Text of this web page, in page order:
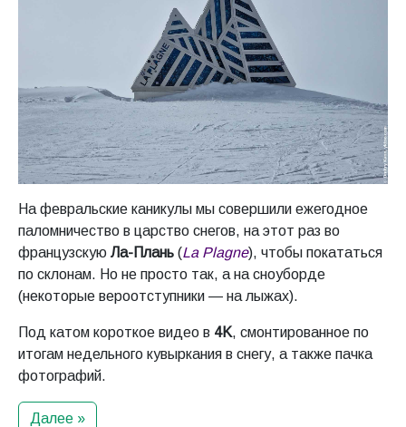
На февральские каникулы мы совершили ежегодное
паломничество в царство снегов, на этот раз во
французскую Ла-Плань (La Plagne), чтобы покататься
по склонам. Но не просто так, а на сноуборде
(некоторые вероотступники — на лыжах).
Под катом короткое видео в 4K, смонтированное по
итогам недельного кувыркания в снегу, а также пачка
фотографий.
Далее »